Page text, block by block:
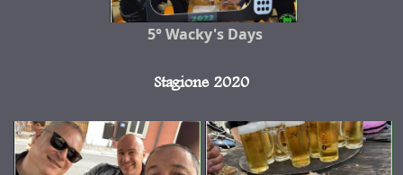
5° Wacky's Days
Stagione 2020